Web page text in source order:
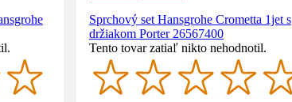
Sprchový set Hansgrohe Crometta 1jet s
držiakom Porter 26567400
Tento tovar zatiaľ nikto nehodnotil.